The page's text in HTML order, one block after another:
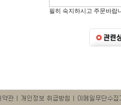
필히 숙지하시고 주문바랍